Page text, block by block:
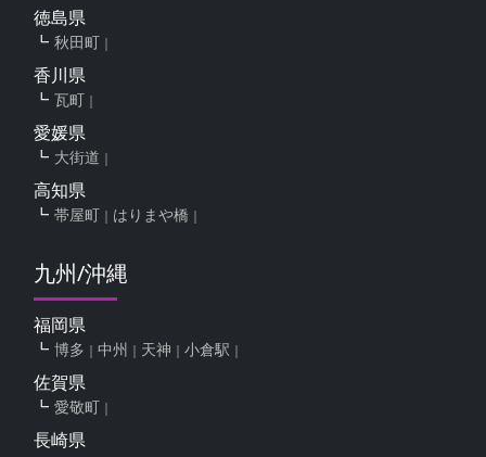
徳島県
秋田町
香川県
瓦町
愛媛県
大街道
高知県
帯屋町 はりまや橋
九州/沖縄
福岡県
博多 中州 天神 小倉駅
佐賀県
愛敬町
長崎県